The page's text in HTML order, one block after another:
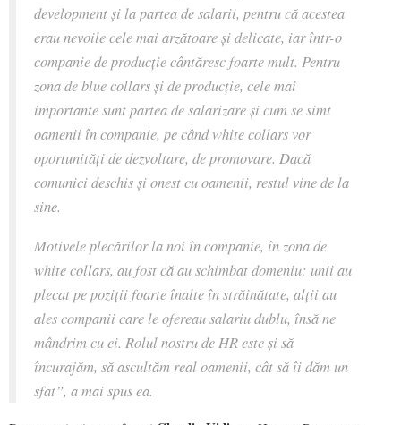
development și la partea de salarii, pentru că acestea
erau nevoile cele mai arzătoare și delicate, iar într-o
companie de producție cântăresc foarte mult. Pentru
zona de blue collars și de producție, cele mai
importante sunt partea de salarizare și cum se simt
oamenii în companie, pe când white collars vor
oportunități de dezvoltare, de promovare. Dacă
comunici deschis și onest cu oamenii, restul vine de la
sine.
Motivele plecărilor la noi în companie, în zona de
white collars, au fost că au schimbat domeniu; unii au
plecat pe poziții foarte înalte în străinătate, alții au
ales companii care le ofereau salariu dublu, însă ne
mândrim cu ei. Rolul nostru de HR este și să
încurajăm, să ascultăm real oamenii, cât să îi dăm un
sfat”, a mai spus ea.